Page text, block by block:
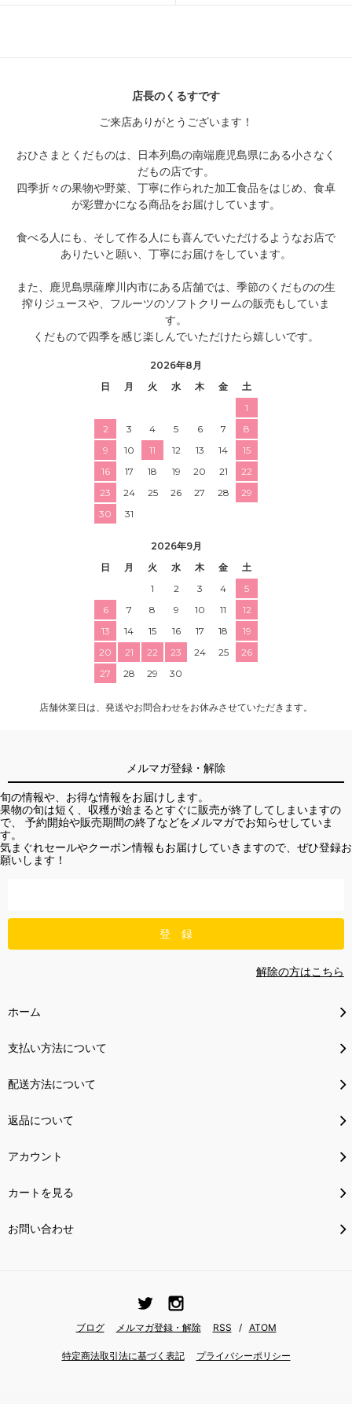
店長のくるすです
ご来店ありがとうございます！
おひさまとくだものは、日本列島の南端鹿児島県にある小さなく
だもの店です。
四季折々の果物や野菜、丁寧に作られた加工食品をはじめ、食卓
が彩豊かになる商品をお届けしています。
食べる人にも、そして作る人にも喜んでいただけるようなお店で
ありたいと願い、丁寧にお届けをしています。
また、鹿児島県薩摩川内市にある店舗では、季節のくだものの生
搾りジュースや、フルーツのソフトクリームの販売もしていま
す。
くだもので四季を感じ楽しんでいただけたら嬉しいです。
2026年8月
日
月 火 水 木 金
土
1
2
3 4 5 6 7
8
9
10 11 12 13 14
15
16
17 18 19 20 21
22
23
24 25 26 27 28
29
30
31
2026年9月
日
月 火 水 木 金
土
1
2 3 4
5
6
7 8 9 10 11
12
13
14 15 16 17 18
19
20
21 22 23 24 25
26
27
28 29 30
店舗休業日は、発送やお問合わせをお休みさせていただきます。
メルマガ登録・解除
旬の情報や、お得な情報をお届けします。
果物の旬は短く、収穫が始まるとすぐに販売が終了してしまいますの
で、 予約開始や販売期間の終了などをメルマガでお知らせしていま
す。
気まぐれセールやクーポン情報もお届けしていきますので、ぜひ登録お
願いします！
解除の方はこちら
ホーム
支払い方法について
配送方法について
返品について
アカウント
カートを見る
お問い合わせ
ブログ メルマガ登録・解除 RSS / ATOM
特定商法取引法に基づく表記 プライバシーポリシー